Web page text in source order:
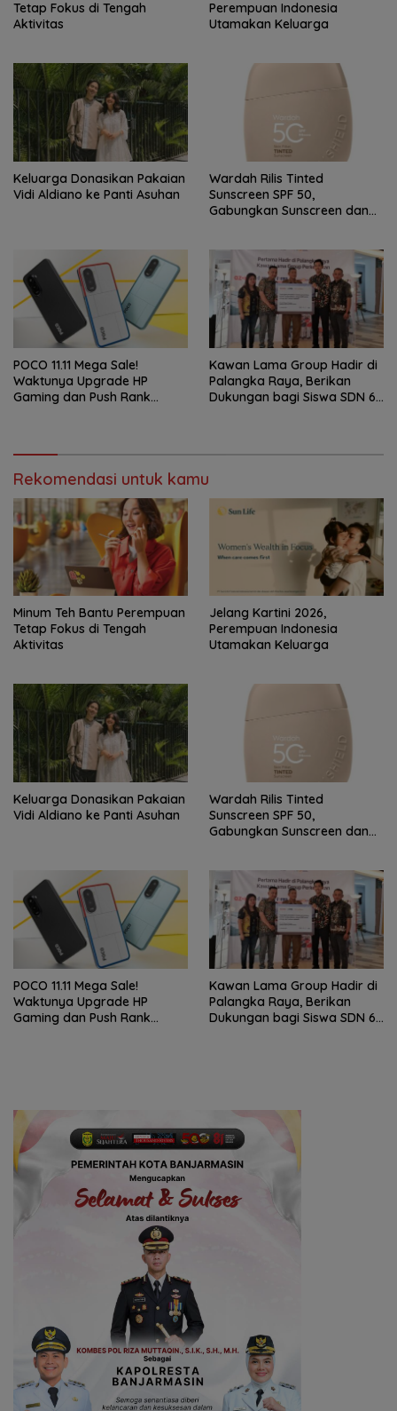
Tetap Fokus di Tengah
Aktivitas
Perempuan Indonesia
Utamakan Keluarga
Keluarga Donasikan Pakaian
Vidi Aldiano ke Panti Asuhan
Wardah Rilis Tinted
Sunscreen SPF 50,
Gabungkan Sunscreen dan
POCO 11.11 Mega Sale!
Waktunya Upgrade HP
Gaming dan Push Rank
Kawan Lama Group Hadir di
Palangka Raya, Berikan
Dukungan bagi Siswa SDN 6
Rekomendasi untuk kamu
Minum Teh Bantu Perempuan
Tetap Fokus di Tengah
Aktivitas
Jelang Kartini 2026,
Perempuan Indonesia
Utamakan Keluarga
Keluarga Donasikan Pakaian
Vidi Aldiano ke Panti Asuhan
Wardah Rilis Tinted
Sunscreen SPF 50,
Gabungkan Sunscreen dan
POCO 11.11 Mega Sale!
Waktunya Upgrade HP
Gaming dan Push Rank
Kawan Lama Group Hadir di
Palangka Raya, Berikan
Dukungan bagi Siswa SDN 6